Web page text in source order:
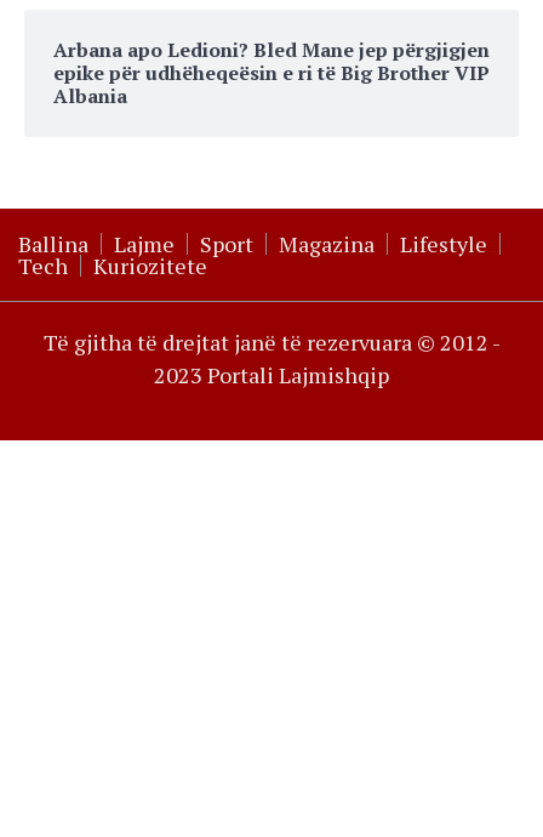
Arbana apo Ledioni? Bled Mane jep përgjigjen
epike për udhëheqeësin e ri të Big Brother VIP
Albania
Ballina Lajme Sport Magazina Lifestyle
Tech Kuriozitete
Të gjitha të drejtat janë të rezervuara © 2012 -
2023 Portali Lajmishqip